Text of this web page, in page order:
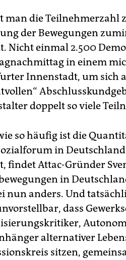
man die Teilnehmerzahl
der Bewegungen
Nicht einmal 2.500
in einem
Innenstadt, um sich
doppelt so viele
so häufig ist die
in
findet Attac-Gründer
in
nun anders. Und
dass
alternativer
sitzen,